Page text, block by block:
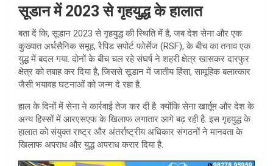
सूडान में 2023 से गृहयुद्ध के हालात
बता दें कि, सूडान 2023 से गृहयुद्ध की स्थिति में है, जब देश सेना और एक
कुख्यात अर्धसैनिक समूह, रैपिड सपोर्ट फोर्सेज (RSF), के बीच का तनाव एक
युद्ध में बदल गया. दोनों के बीच चल रहे संघर्ष ने शहरी क्षेत्र खासकर दारफुर
क्षेत्र को तबाह कर दिया है, जिससे सूडान में जातीय हिंसा, सामूहिक बलात्कार
जैसी भयावह घटनाओं को जन्म दे रहा है.
हाल के दिनों में सेना ने कार्रवाई तेज कर दी है. क्योंकि सेना खार्तूम और देश के
अन्य हिस्सों में आरएसएफ के खिलाफ लगातार आगे बढ़ रही है. इस गृहयुद्ध के
हालात को संयुक्त राष्ट्र और अंतर्राष्ट्रीय अधिकार संगठनों ने मानवता के
खिलाफ अपराध और युद्ध अपराध करार दिया है.